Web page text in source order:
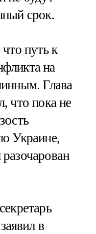
срок.
путь к
на
Глава
что пока не
Украине,
в